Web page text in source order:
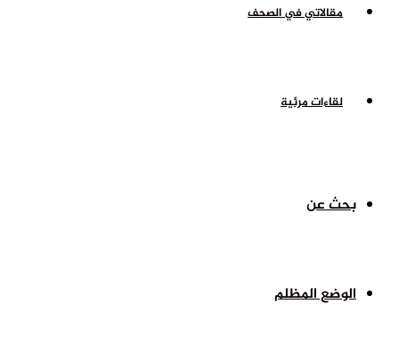
مقالاتي في الصحف
لقاءات مرئية
بحث عن
الوضع المظلم